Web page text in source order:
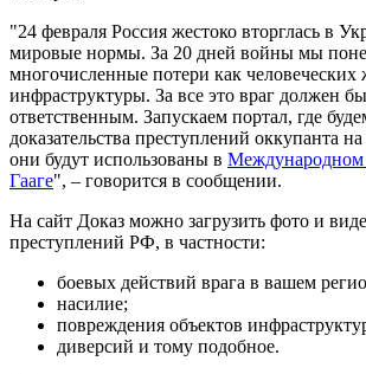
"24 февраля Россия жестоко вторглась в
мировые нормы. За 20 дней войны мы
многочисленные потери как человеческих
инфраструктуры. За все это враг должен
ответственным. Запускаем портал, где
доказательства преступлений оккупанта
они будут использованы в Международном
Гааге", – говорится в сообщении.
На сайт Доказ можно загрузить фото и
преступлений РФ, в частности:
боевых действий врага в вашем
насилие;
повреждения объектов
диверсий и тому подобное.